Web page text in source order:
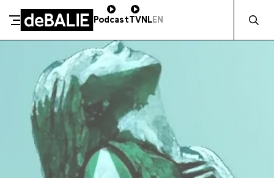
Meteen naar de content
De Balie
PodcastTVNLEN
SCHENK DIRECT
ZAKELIJK STEUNEN
Kleine-Gartmanplantsoen 10
Kassa
020 5535100
14:00–17:00
Café
020 5535100